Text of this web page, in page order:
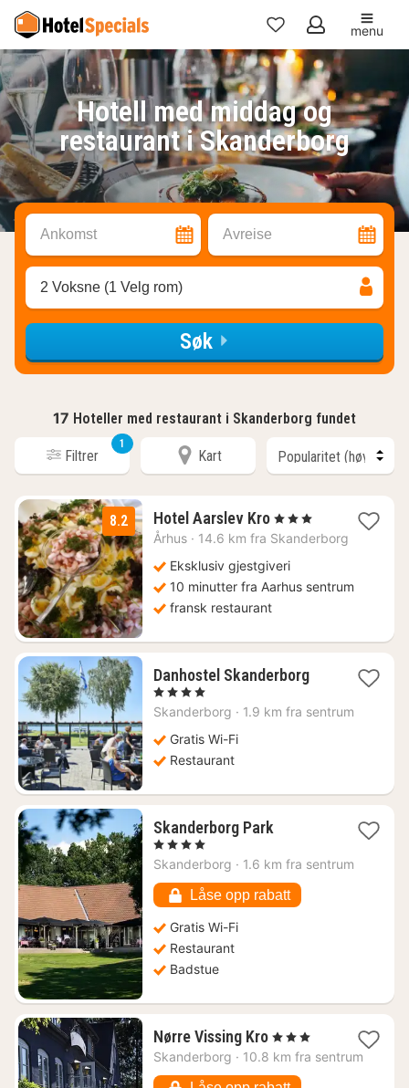
Mine
favoritter
menu
Hotell med middag og
restaurant i Skanderborg
Ankomst Avreise
2 Voksne (1 Velg rom)
Søk
17 Hoteller med restaurant i Skanderborg fundet
Filtrer
1
Kart
8.2 Hotel Aarslev Kro1
natt
1259
kr.
, 3 Stjerner
Århus · 14.6 km fra Skanderborg
Eksklusiv gjestgiveri
10 minutter fra Aarhus sentrum
fransk restaurant
Danhostel Skanderborg1
fra
, 4 Stjerner
Skanderborg · 1.9 km fra sentrum
Gratis Wi-Fi
Restaurant
Skanderborg Park1
fra
kr.
, 4 Stjerner
Skanderborg · 1.6 km fra sentrum
Låse opp rabatt
Gratis Wi-Fi
Restaurant
Badstue
Nørre Vissing Kro1
natt
, 3 Stjerner
Skanderborg · 10.8 km fra sentrum